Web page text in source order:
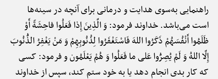
راهنمایی به‌سوی هدایت و درمانی برای آنچه در سینه‌ها
است می‌باشد. خداوند فرمود: وَ الَّذِینَ إِذا فَعَلُوا فاحِشَةً أَوْ
ظَلَمُوا أَنْفُسَهُمْ ذَکَرُوا اللهَ فَاسْتَغْفَرُوا لِذُنُوبِهِمْ وَ مَنْ یَغْفِرُ الذُّنُوبَ
إِلَّا اللهُ وَ لَمْ یُصِرُّوا عَلی ما فَعَلُوا وَ هُمْ یَعْلَمُون و فرمود: کسی
که کار بدی انجام دهد یا به خود ستم کند، سپس از خداوند